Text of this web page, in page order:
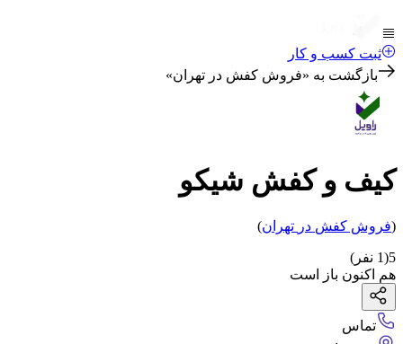
ثبت کسب و کار
بازگشت به «فروش کفش در تهران»
کیف و کفش شیکو
(فروش کفش در تهران)
5
(
1 نفر)
هم اکنون باز است
تماس